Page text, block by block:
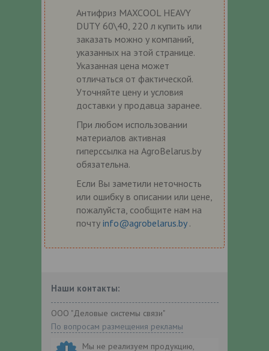
Антифриз MAXCOOL HEAVY
DUTY 60\40, 220 л купить или
заказать можно у компаний,
указанных на этой странице.
Указанная цена может
отличаться от фактической.
Уточняйте цену и условия
доставки у продавца заранее.
При любом использовании
материалов активная
гиперссылка на AgroBelarus.by
обязательна.
Если Вы заметили неточность
или ошибку в описании или цене,
пожалуйста, сообщите нам на
почту info@agrobelarus.by .
Наши контакты:
ООО "Деловые системы связи"
По вопросам размещения рекламы
Мы не реализуем продукцию,